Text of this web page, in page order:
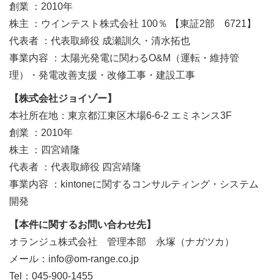
創業 ：2010年
株主 ：ウインテスト株式会社 100％ 【東証2部 6721】
代表者 ：代表取締役 成瀬訓久・清水拓也
事業内容 ：太陽光発電に関わるO&M（運転・維持管
理）・発電改善支援・改修工事・建設工事
【株式会社ジョイゾー】
本社所在地：東京都江東区木場6-6-2 エミネンス3F
創業 ：2010年
株主 ：四宮靖隆
代表者 ：代表取締役 四宮靖隆
事業内容 ：kintoneに関するコンサルティング・システム
開発
【本件に関するお問い合わせ先】
オランジュ株式会社 管理本部 永塚（ナガツカ）
メール：info@om-range.co.jp
Tel：045-900-1455